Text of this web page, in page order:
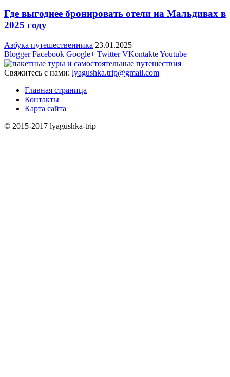
Где выгоднее бронировать отели на Мальдивах в
2025 году
Азбука путешественника 23.01.2025
Blogger Facebook Google+ Twitter VKontakteYoutube
Свяжитесь с нами: lyagushka.trip@gmail.com
Главная страница
Контакты
Карта сайта
© 2015-2017 lyagushka-trip